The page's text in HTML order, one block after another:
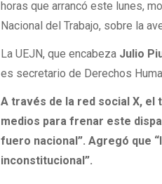
horas que arrancó este lunes,
Nacional del Trabajo, sobre la
La UEJN, que encabeza Julio
es secretario de Derechos
A través de la red social X, el
medios para frenar este
fuero nacional”. Agregó que
inconstitucional”.